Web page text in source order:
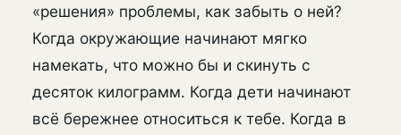
«решения» проблемы, как забыть о ней?
Когда окружающие начинают мягко
намекать, что можно бы и скинуть с
десяток килограмм. Когда дети начинают
всё бережнее относиться к тебе. Когда в